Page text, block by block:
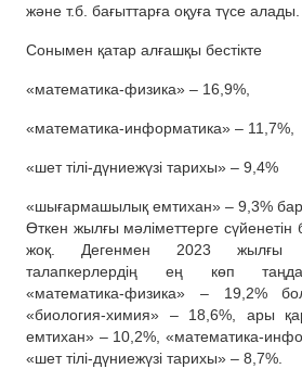
және т.б. бағыттарға оқуға түсе алады.
Сонымен қатар алғашқы бестікте
«математика-физика» – 16,9%,
«математика-информатика» – 11,7%,
«шет тілі-дүниежүзі тарихы» – 9,4%
«шығармашылық емтихан» – 9,3%
Өткен жылғы мәліметтерге сүйенетін
жоқ. Дегенмен 2023 жылғы
талапкерлердің ең көп
«математика-физика» – 19,2%
«биология-химия» – 18,6%, ары
емтихан» – 10,2%, «математика-
«шет тілі-дүниежүзі тарихы» – 8,7%.